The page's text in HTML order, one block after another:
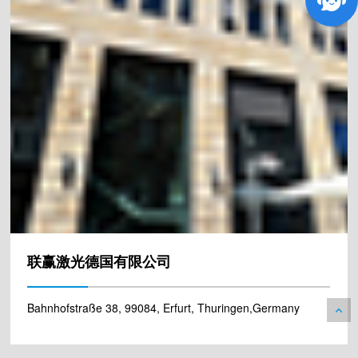
联赢激光德国有限公司
Bahnhofstraße 38, 99084, Erfurt, Thuringen,Germany